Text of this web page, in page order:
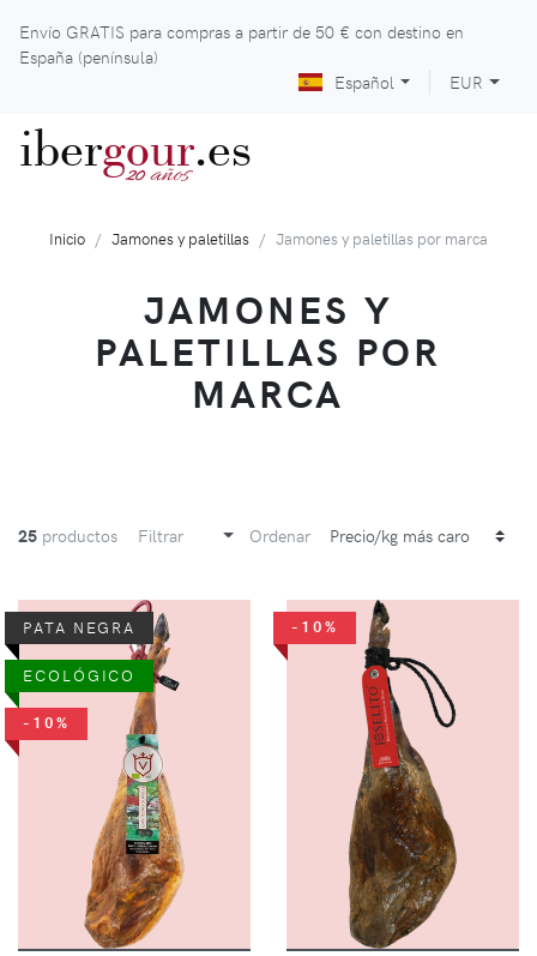
Envío GRATIS para compras a partir de 50 € con destino en
España (península)
Español
EUR
ibergour
20 años .es
Inicio Jamones y paletillas Jamones y paletillas por marca
JAMONES Y
PALETILLAS POR
MARCA
25 productos Filtrar Ordenar
PATA NEGRA
ECOLÓGICO
-10%
-10%